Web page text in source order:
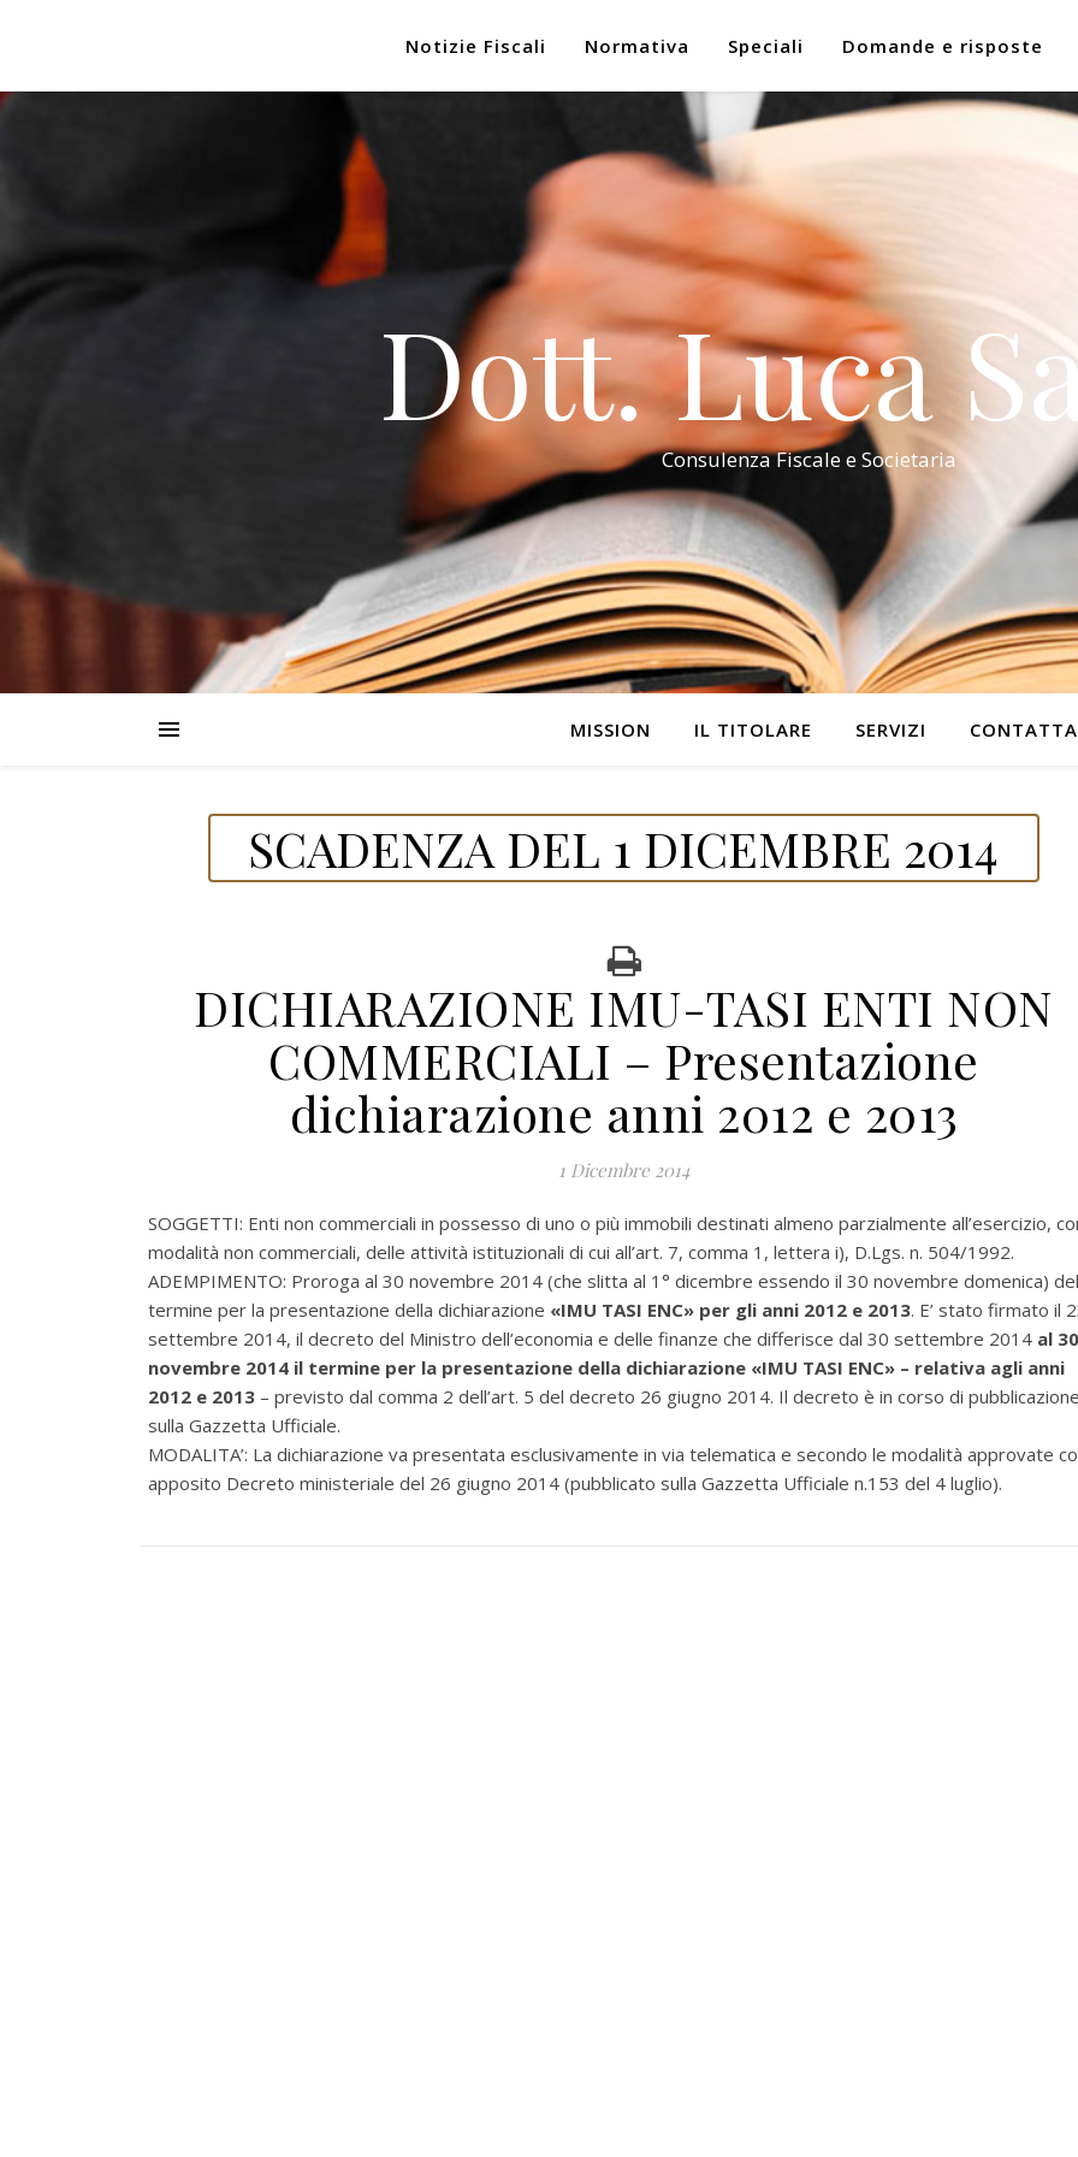
Notizie Fiscali Normativa Speciali Domande e risposte
Dott. Luca
Consulenza Fiscale e Societaria
MISSION IL TITOLARE SERVIZI
SCADENZA DEL 1 DICEMBRE 2014
DICHIARAZIONE IMU-TASI ENTI NON
COMMERCIALI – Presentazione
dichiarazione anni 2012 e 2013
1 Dicembre 2014
SOGGETTI: Enti non commerciali in possesso di uno o più immobili destinati almeno parzialmente all’esercizio,
modalità non commerciali, delle attività istituzionali di cui all’art. 7, comma 1, lettera i), D.Lgs. n. 504/1992.
ADEMPIMENTO: Proroga al 30 novembre 2014 (che slitta al 1° dicembre essendo il 30 novembre domenica) del
termine per la presentazione della dichiarazione «IMU TASI ENC» per gli anni 2012 e 2013. E’ stato firmato il
settembre 2014, il decreto del Ministro dell’economia e delle finanze che differisce dal 30 settembre 2014 al 30
novembre 2014 il termine per la presentazione della dichiarazione «IMU TASI ENC» – relativa agli anni
2012 e 2013 – previsto dal comma 2 dell’art. 5 del decreto 26 giugno 2014. Il decreto è in corso di
sulla Gazzetta Ufficiale.
MODALITA’: La dichiarazione va presentata esclusivamente in via telematica e secondo le modalità approvate
apposito Decreto ministeriale del 26 giugno 2014 (pubblicato sulla Gazzetta Ufficiale n.153 del 4 luglio).